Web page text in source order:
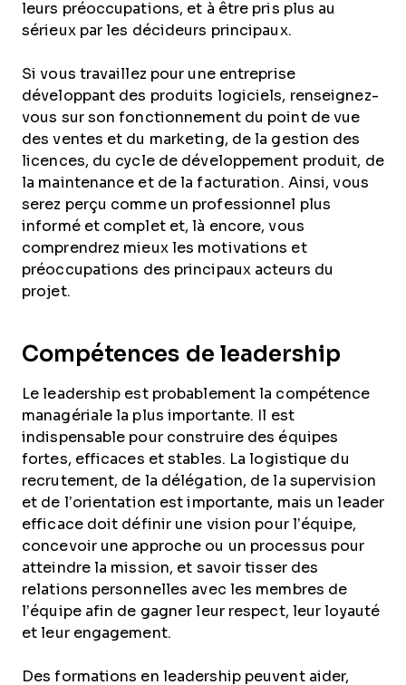
leurs préoccupations, et à être pris plus au
sérieux par les décideurs principaux.
Si vous travaillez pour une entreprise
développant des produits logiciels, renseignez-
vous sur son fonctionnement du point de vue
des ventes et du marketing, de la gestion des
licences, du cycle de développement produit, de
la maintenance et de la facturation. Ainsi, vous
serez perçu comme un professionnel plus
informé et complet et, là encore, vous
comprendrez mieux les motivations et
préoccupations des principaux acteurs du
projet.
Compétences de leadership
Le leadership est probablement la compétence
managériale la plus importante. Il est
indispensable pour construire des équipes
fortes, efficaces et stables. La logistique du
recrutement, de la délégation, de la supervision
et de l’orientation est importante, mais un leader
efficace doit définir une vision pour l’équipe,
concevoir une approche ou un processus pour
atteindre la mission, et savoir tisser des
relations personnelles avec les membres de
l’équipe afin de gagner leur respect, leur loyauté
et leur engagement.
Des formations en leadership peuvent aider,